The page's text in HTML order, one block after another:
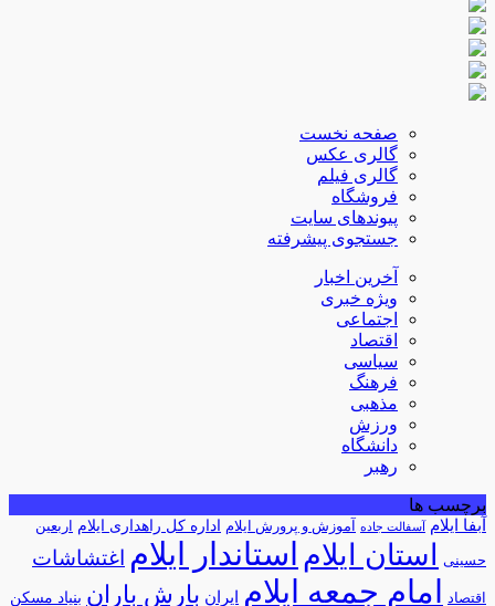
صفحه نخست
گالری عکس
گالری فیلم
فروشگاه
پیوندهای سایت
جستجوی پیشرفته
آخرین اخبار
ویژه خبری
اجتماعی
اقتصاد
سیاسی
فرهنگ
مذهبی
ورزش
دانشگاه
رهبر
برچسب ها
آبفا ایلام آسفالت جاده آموزش و پرورش ایلام اداره کل راهداری ایلام اربعین
حسینی استان ایلام استاندار ایلام اغتشاشات
اقتصاد امام جمعه ایلام ایران بارش باران بنیاد مسکن